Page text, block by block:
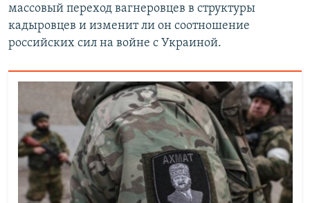
массовый переход вагнеровцев в структуры
кадыровцев и изменит ли он соотношение
российских сил на войне с Украиной.